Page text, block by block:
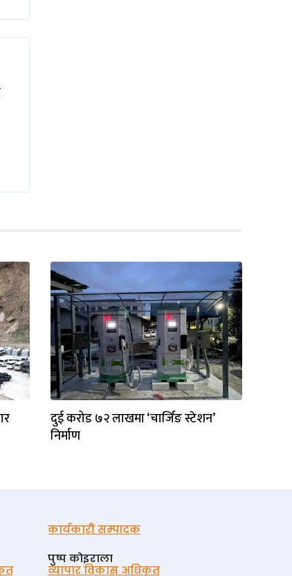
दुई करोड ७२ लाखमा ‘चार्जिङ स्टेशन’
निर्माण
कार्यकारी सम्पादक
पुष्प काेइराला
व्यापार विकास अधिकृत